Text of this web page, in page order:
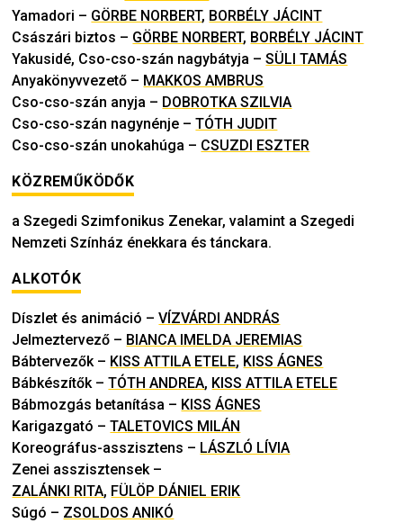
Yamadori – GÖRBE NORBERT, BORBÉLY JÁCINT
Császári biztos – GÖRBE NORBERT, BORBÉLY JÁCINT
Yakusidé, Cso-cso-szán nagybátyja –SÜLI TAMÁS
Anyakönyvvezető – MAKKOS AMBRUS
Cso-cso-szán anyja – DOBROTKA SZILVIA
Cso-cso-szán nagynénje –TÓTH JUDIT
Cso-cso-szán unokahúga – CSUZDI ESZTER
KÖZREMŰKÖDŐK
a Szegedi Szimfonikus Zenekar, valamint a Szegedi
Nemzeti Színház énekkara és tánckara.
ALKOTÓK
Díszlet és animáció –VÍZVÁRDI ANDRÁS
Jelmeztervező – BIANCA IMELDA JEREMIAS
Bábtervezők– KISS ATTILA ETELE, KISS ÁGNES
Bábkészítők–TÓTH ANDREA, KISS ATTILA ETELE
Bábmozgás betanítása – KISS ÁGNES
Karigazgató –TALETOVICS MILÁN
Koreográfus-asszisztens – LÁSZLÓ LÍVIA
Zenei asszisztensek–
ZALÁNKI RITA, FÜLÖP DÁNIEL ERIK
Súgó – ZSOLDOS ANIKÓ